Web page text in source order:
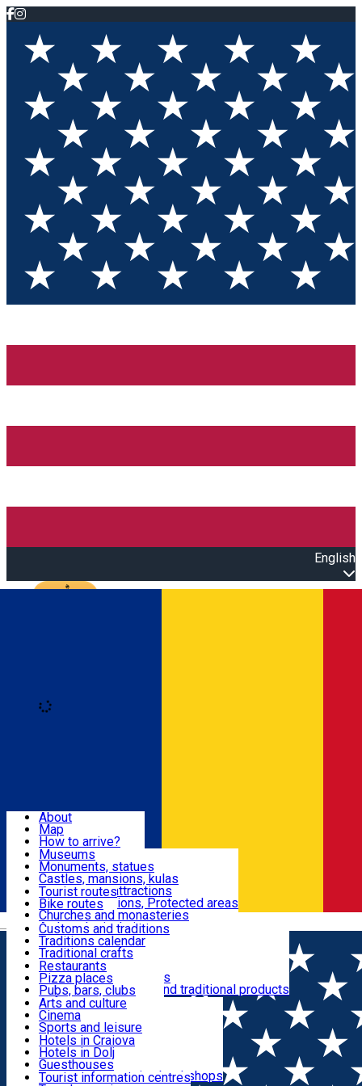
English
Română
Attractions
Routes
Customs, Traditions
Food & Drinks
Leisure & Fun
Accommodation
Useful
About
Map
How to arrive?
Recommendations
Tourist attractions
News
Museums
Monuments, statues
Castles, mansions, kulas
Architectural attractions
Natural attractions, Protected areas
Churches and monasteries
Archaeological sites
Parks and gardens
Tourist routes
Bike routes
Customs and traditions
Traditions calendar
Traditional crafts
Traditional cuisine
Wineries and vineyards
Local manufacturers and traditional products
Restaurants
Pizza places
Pubs, bars, clubs
Cafes and teahouses
Sweets and ice cream
Fast-food
Arts and culture
Cinema
Sports and leisure
Horse riding
Swimming pools
Zoo
Shopping, souvenirs, bookshops
Hotels in Craiova
Hotels in Dolj
Guesthouses
Villas
Tourist information centres